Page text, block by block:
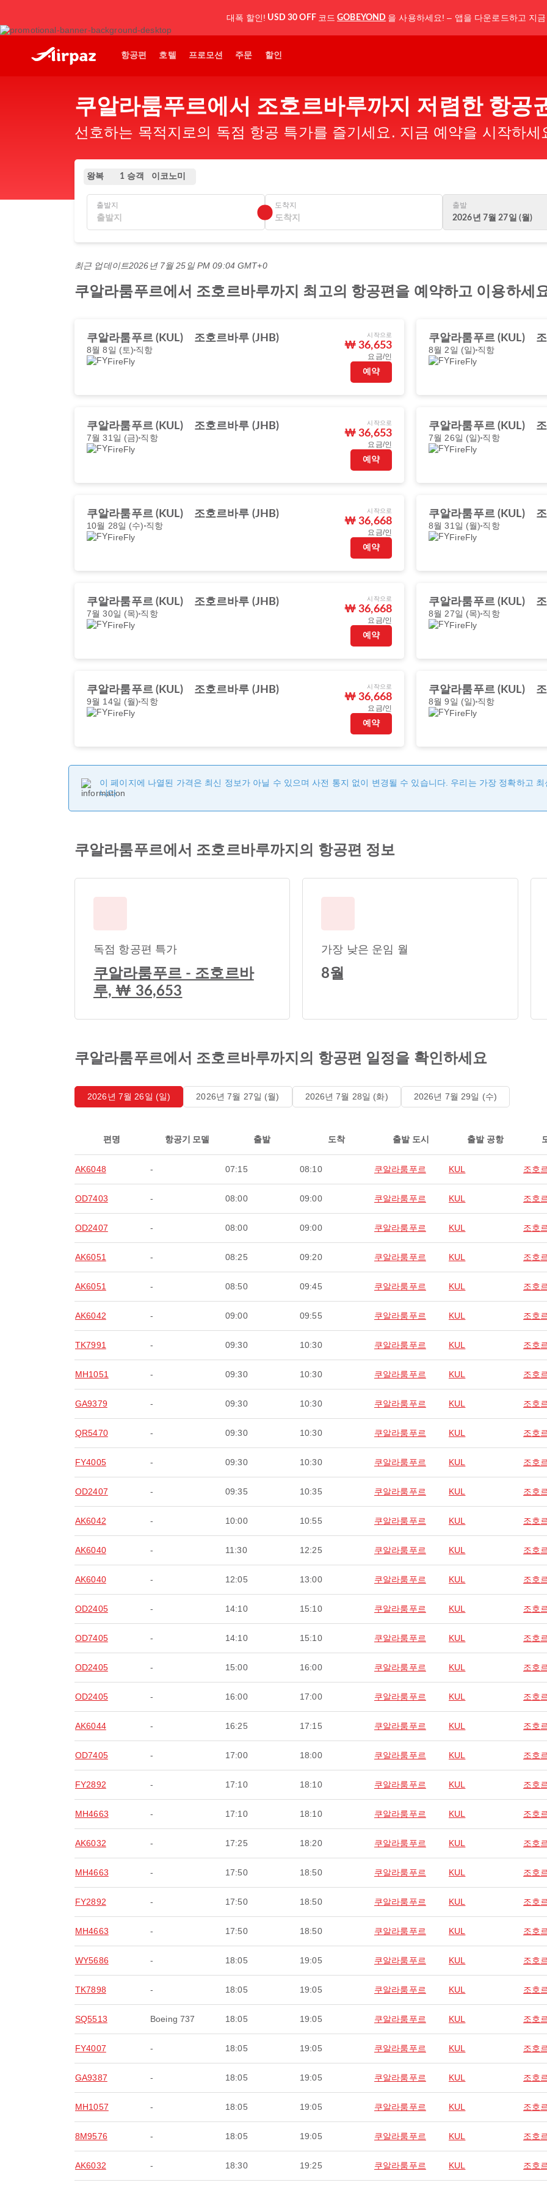
대폭 할인! USD 30 OFF 코드 GOBEYOND 을 사용하세요! – 앱을 다운로드하고 지
항공편 호텔 프로모션 주문 할인
쿠알라룸푸르에서 조호르바루까지 저렴한 항공
선호하는 목적지로의 독점 항공 특가를 즐기세요. 지금 예약을 시작하세
왕복 1 승객 이코노미
출발지 도착지
출발
2026년 7월 27일 (월)
최근 업데이트2026년 7월 25일 PM 09:04 GMT+0
쿠알라룸푸르에서 조호르바루까지 최고의 항공편을 예약하고 이용하세
쿠알라룸푸르 (KUL) 조호르바루 (JHB)
8월 8일 (토) 직항
FireFly
시작으로
₩ 36,653
요금/인
예약
쿠알라룸푸르 (KUL)
8월 2일 (일) 직항
FireFly
쿠알라룸푸르 (KUL) 조호르바루 (JHB)
7월 31일 (금) 직항
FireFly
시작으로
₩ 36,653
요금/인
예약
쿠알라룸푸르 (KUL)
7월 26일 (일) 직항
FireFly
쿠알라룸푸르 (KUL) 조호르바루 (JHB)
10월 28일 (수) 직항
FireFly
시작으로
₩ 36,668
요금/인
예약
쿠알라룸푸르 (KUL)
8월 31일 (월) 직항
FireFly
쿠알라룸푸르 (KUL) 조호르바루 (JHB)
7월 30일 (목) 직항
FireFly
시작으로
₩ 36,668
요금/인
예약
쿠알라룸푸르 (KUL)
8월 27일 (목) 직항
FireFly
쿠알라룸푸르 (KUL) 조호르바루 (JHB)
9월 14일 (월) 직항
FireFly
시작으로
₩ 36,668
요금/인
예약
쿠알라룸푸르 (KUL)
8월 9일 (일) 직항
FireFly
이 페이지에 나열된 가격은 최신 정보가 아닐 수 있으며 사전 통지 없이 변경될 수 있습니다. 우리는 가장 정확하고
니다.
쿠알라룸푸르에서 조호르바루까지의 항공편 정보
독점 항공편 특가
쿠알라룸푸르 - 조호르바
루, ₩ 36,653
가장 낮은 운임 월
8월
쿠알라룸푸르에서 조호르바루까지의 항공편 일정을 확인하세요
2026년 7월 26일 (일) 2026년 7월 27일 (월) 2026년 7월 28일 (화) 2026년 7월 29일 (수)
편명 항공기 모델 출발 도착 출발 도시 출발 공항
AK6048 - 07:15 08:10 쿠알라룸푸르 KUL 조호
OD7403 - 08:00 09:00 쿠알라룸푸르 KUL 조호
OD2407 - 08:00 09:00 쿠알라룸푸르 KUL 조호
AK6051 - 08:25 09:20 쿠알라룸푸르 KUL 조호
AK6051 - 08:50 09:45 쿠알라룸푸르 KUL 조호
AK6042 - 09:00 09:55 쿠알라룸푸르 KUL 조호
TK7991 - 09:30 10:30 쿠알라룸푸르 KUL 조호
MH1051 - 09:30 10:30 쿠알라룸푸르 KUL 조호
GA9379 - 09:30 10:30 쿠알라룸푸르 KUL 조호
QR5470 - 09:30 10:30 쿠알라룸푸르 KUL 조호
FY4005 - 09:30 10:30 쿠알라룸푸르 KUL 조호
OD2407 - 09:35 10:35 쿠알라룸푸르 KUL 조호
AK6042 - 10:00 10:55 쿠알라룸푸르 KUL 조호
AK6040 - 11:30 12:25 쿠알라룸푸르 KUL 조호
AK6040 - 12:05 13:00 쿠알라룸푸르 KUL 조호
OD2405 - 14:10 15:10 쿠알라룸푸르 KUL 조호
OD7405 - 14:10 15:10 쿠알라룸푸르 KUL 조호
OD2405 - 15:00 16:00 쿠알라룸푸르 KUL 조호
OD2405 - 16:00 17:00 쿠알라룸푸르 KUL 조호
AK6044 - 16:25 17:15 쿠알라룸푸르 KUL 조호
OD7405 - 17:00 18:00 쿠알라룸푸르 KUL 조호
FY2892 - 17:10 18:10 쿠알라룸푸르 KUL 조호
MH4663 - 17:10 18:10 쿠알라룸푸르 KUL 조호
AK6032 - 17:25 18:20 쿠알라룸푸르 KUL 조호
MH4663 - 17:50 18:50 쿠알라룸푸르 KUL 조호
FY2892 - 17:50 18:50 쿠알라룸푸르 KUL 조호
MH4663 - 17:50 18:50 쿠알라룸푸르 KUL 조호
WY5686 - 18:05 19:05 쿠알라룸푸르 KUL 조호
TK7898 - 18:05 19:05 쿠알라룸푸르 KUL 조호
SQ5513 Boeing 737 18:05 19:05 쿠알라룸푸르 KUL 조호
FY4007 - 18:05 19:05 쿠알라룸푸르 KUL 조호
GA9387 - 18:05 19:05 쿠알라룸푸르 KUL 조호
MH1057 - 18:05 19:05 쿠알라룸푸르 KUL 조호
8M9576 - 18:05 19:05 쿠알라룸푸르 KUL 조호
AK6032 - 18:30 19:25 쿠알라룸푸르 KUL 조호